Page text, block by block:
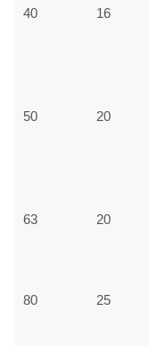
40 16
50 20
63 20
80 25